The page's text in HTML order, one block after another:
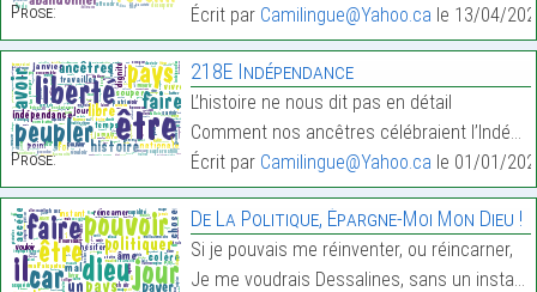
Prose:
Écrit par Camilingue@Yahoo.ca le 13/04/
Prose:
218E Indépendance
L’histoire ne nous dit pas en détail
Comment nos ancêtres célébraient l’Indépendance.…
Écrit par Camilingue@Yahoo.ca le 01/01/
De La Politique, Épargne-Moi Mon Dieu !
Si je pouvais me réinventer, ou réincarner,
Je me voudrais Dessalines, sans un instant hésiter…